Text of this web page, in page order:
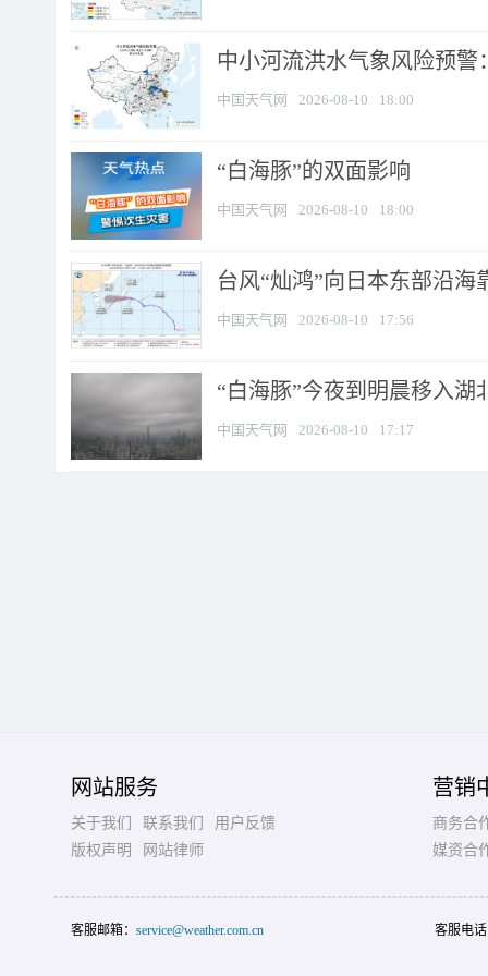
中小河流洪水气象风险预
中国天气网 2026-08-10 18:00
​“白海豚”的双面影响
中国天气网 2026-08-10 18:00
台风“灿鸿”向日本东部沿海
中国天气网 2026-08-10 17:56
“白海豚”今夜到明晨移入湖
中国天气网 2026-08-10 17:17
网站服务
关于我们 联系我们
用户反馈
版权声明
网站律师
营销
商务合
媒资合
客服邮箱： service@weather.com.cn 客服电